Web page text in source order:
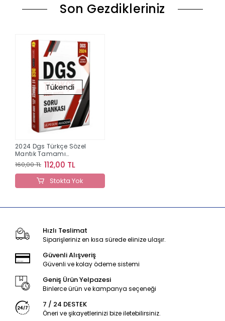
Son Gezdikleriniz
Tükendi
2024 Dgs Türkçe Sözel
Mantık Tamamı
Çözümlü Soru Bankası
160,00 TL 112,00 TL
Stokta Yok
Hızlı Teslimat
Siparişleriniz en kısa sürede elinize ulaşır.
Güvenli Alışveriş
Güvenli ve kolay ödeme sistemi
Geniş Ürün Yelpazesi
Binlerce ürün ve kampanya seçeneği
7 / 24 DESTEK
Öneri ve şikayetlerinizi bize iletebilirsiniz.